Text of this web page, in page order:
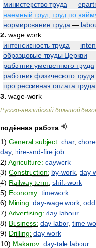
министерство труда —
наемный труд; труд по
нормирование труда —
2. wage work
интенсивность труда —
образцовые труды Церкви —
работник умственного труда
работник физического труда
прогрессивная оплата труда
3. wage-work
Русско-английский большой
подённая работа
1) General subject: char, chore
day, hire-and-fire job
2) Agriculture: daywork
3) Construction: by-work day
4) Railway term: shift-work
5) Economy: timework
6) Mining: day-wage work odd
7) Advertising: day labour
8) Business: day labor, time
9) Drilling: day work
10) Makarov: day-tale labour